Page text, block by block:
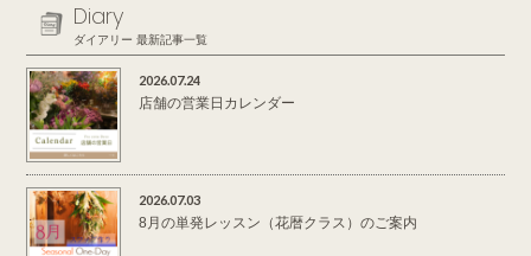
Diary
ダイアリー 最新記事一覧
2026.07.24
店舗の営業日カレンダー
2026.07.03
8月の単発レッスン（花暦クラス）のご案内